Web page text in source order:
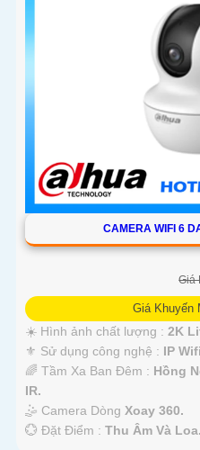
CAMERA WIFI 6
Giá
Giá Khuyến
☀️ Hình ảnh chất lượng : 2K
⚜️ Sử dụng công nghệ : IP
🌈 Tầm Xa Ban Đêm : Hồng
IR.
🤹 Camera Dòng Xoay 360.
️💮 Đặt Điểm : Thu Âm Và Loa.